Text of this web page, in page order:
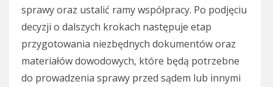
sprawy oraz ustalić ramy współpracy. Po podjęciu
decyzji o dalszych krokach następuje etap
przygotowania niezbędnych dokumentów oraz
materiałów dowodowych, które będą potrzebne
do prowadzenia sprawy przed sądem lub innymi